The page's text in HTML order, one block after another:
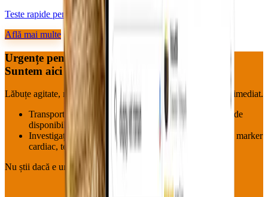
Teste rapide pentru diagnostic corect.
Află mai multe
Urgențe pentru blănoși?
Suntem aici — acum.
Lăbuțe agitate, mustăți speriate, aripioare neliniștite : pornim imediat.
Transport la cabinet (Roman & împrejurimi, în funcție de
disponibilitate)
Investigații pe loc: hemoleucogramă, biochimie, EKG, marker
cardiac, tensiune
Nu știi dacă e urgență?
Sună oricum.